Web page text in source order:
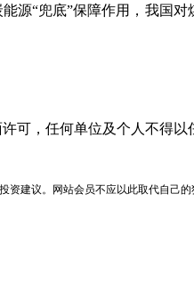
“兜底”保障作用，我国对
可，任何单位及个人不得
建议。网站会员不应以此取代自己